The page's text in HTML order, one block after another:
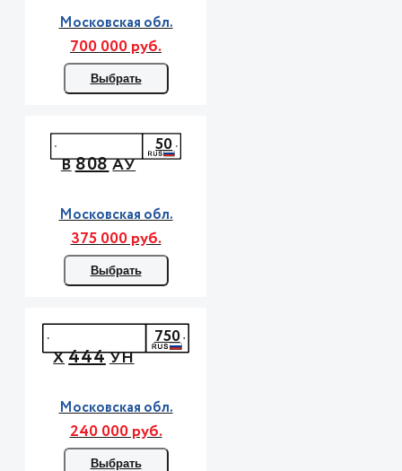
Московская обл.
700 000 руб.
Выбрать
В808АУ
50
Московская обл.
375 000 руб.
Выбрать
Х444УН
750
Московская обл.
240 000 руб.
Выбрать